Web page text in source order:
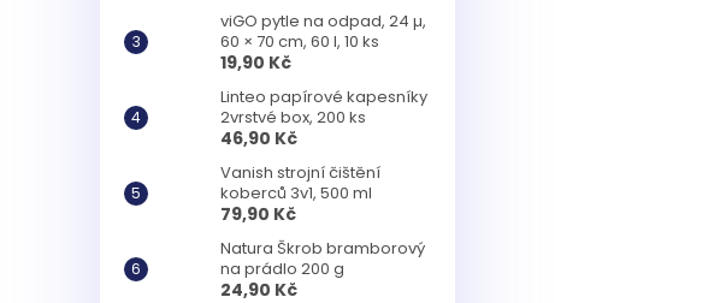
viGO pytle na odpad, 24 µ,
60 × 70 cm, 60 l, 10 ks
19,90 Kč
Linteo papírové kapesníky
2vrstvé box, 200 ks
46,90 Kč
Vanish strojní čištění
koberců 3v1, 500 ml
79,90 Kč
Natura Škrob bramborový
na prádlo 200 g
24,90 Kč